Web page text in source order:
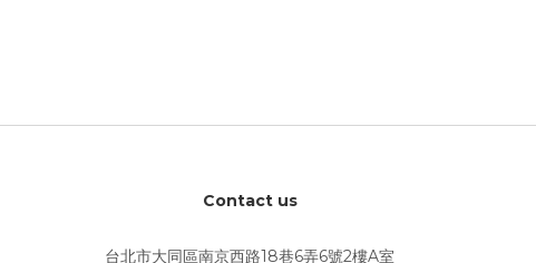
Contact us
台北市大同區南京西路18巷6弄6號2樓A室